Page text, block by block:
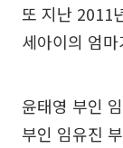
또 지난 2011
세아이의 엄
윤태영 부인
부인 임유진